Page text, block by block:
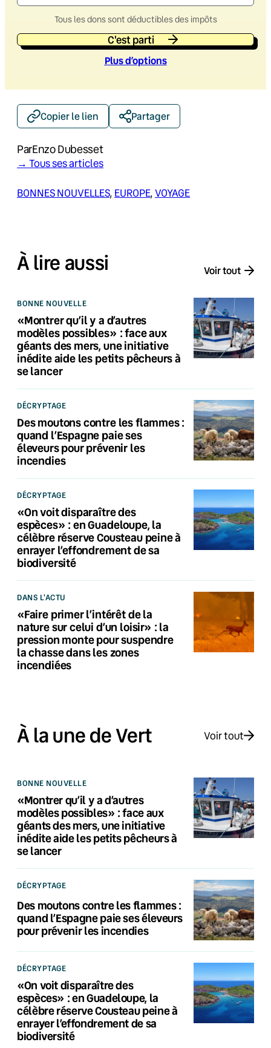
Tous les dons sont déductibles des impôts
C'est parti
Plus d’options
Copier le lien Partager
ParEnzo Dubesset
→ Tous ses articles
BONNES NOUVELLES, EUROPE, VOYAGE
À lire aussi Voir tout
BONNE NOUVELLE
«Montrer qu’il y a d’autres
modèles possibles» : face aux
géants des mers, une initiative
inédite aide les petits pêcheurs à
se lancer
DÉCRYPTAGE
Des moutons contre les flammes :
quand l’Espagne paie ses
éleveurs pour prévenir les
incendies
DÉCRYPTAGE
«On voit disparaître des
espèces» : en Guadeloupe, la
célèbre réserve Cousteau peine à
enrayer l’effondrement de sa
biodiversité
DANS L'ACTU
«Faire primer l’intérêt de la
nature sur celui d’un loisir» : la
pression monte pour suspendre
la chasse dans les zones
incendiées
À la une de Vert Voir tout
BONNE NOUVELLE
«Montrer qu’il y a d’autres
modèles possibles» : face aux
géants des mers, une initiative
inédite aide les petits pêcheurs à
se lancer
DÉCRYPTAGE
Des moutons contre les flammes :
quand l’Espagne paie ses éleveurs
pour prévenir les incendies
DÉCRYPTAGE
«On voit disparaître des
espèces» : en Guadeloupe, la
célèbre réserve Cousteau peine à
enrayer l’effondrement de sa
biodiversité